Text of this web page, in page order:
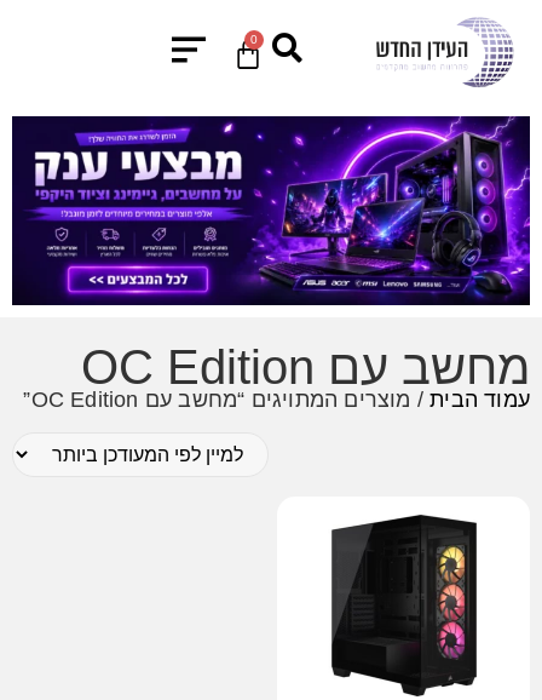
0
מחשב עם OC Edition
עמוד הבית/ מוצרים המתויגים “מחשב עם OC Edition”